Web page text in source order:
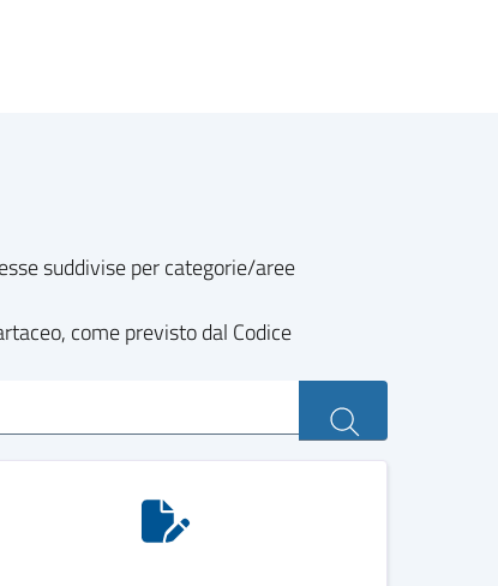
suddivise per categorie/aree
come previsto dal Codice